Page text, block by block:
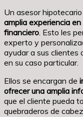
Un asesor
amplia experiencia
financiero. Esto les
experto y
ayudar a sus clientes
en su caso particular.
Ellos se encargan de
ofrecer una amplia
que el cliente pueda
quebraderos de